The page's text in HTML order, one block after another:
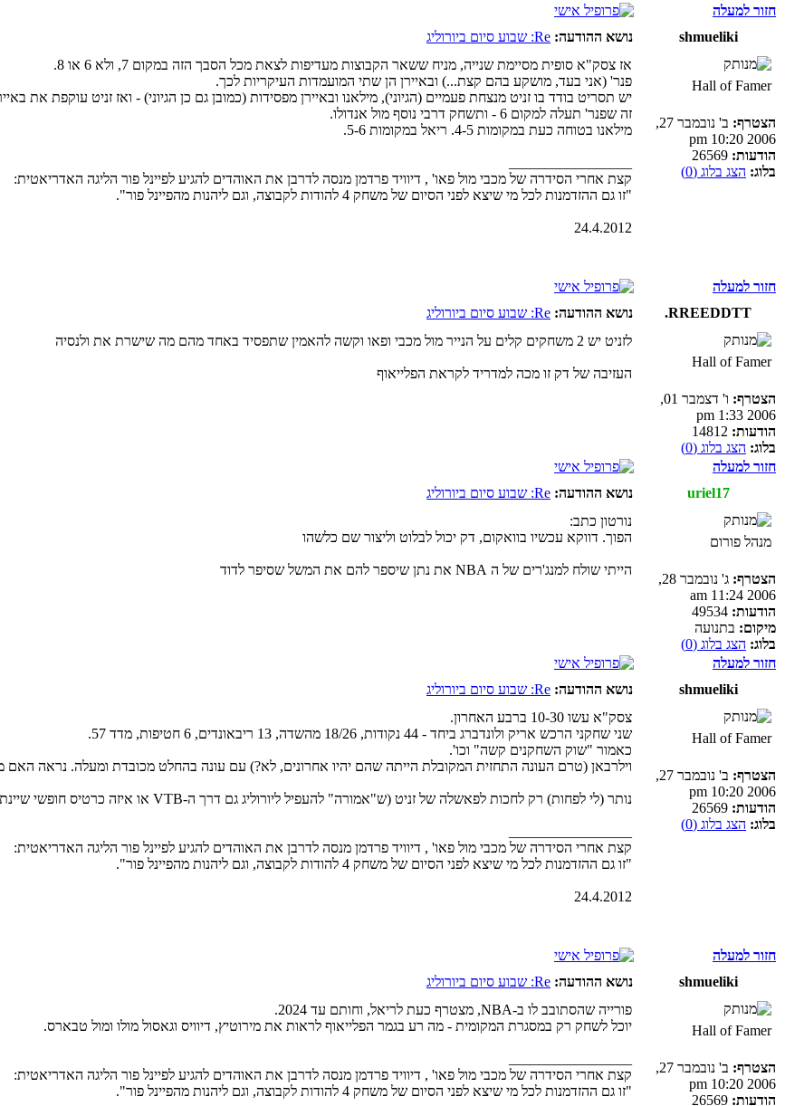
חזור למעלה
shmueliki
נושא ההודעה: Re: שבוע סיום ביורוליג
Hall of Famer
הצטרף:
ב' נובמבר 27,
2006 10:20 pm
הודעות:
בלוג: הצג בלוג (0)
אז צסק"א סופית מסיימת שנייה, מניח ששאר הקבוצות מעדיפות לצאת מכל הסבך הזה במקום 7, ולא 6 או 8.
פנר' (אני בעד, מושקע בהם קצת...) ובאיירן הן שתי המועמדות העיקריות לכך.
יש תסריט בודד בו זניט מנצחת פעמיים (הגיוני), מילאנו ובאיירן מפסידות (כמובן גם כן הגיוני) - ואז זניט עוקפת
זה שפנר' תעלה למקום 6 - ותשחק דרבי נוסף מול אנדולו.
מילאנו בטוחה כעת במקומות 4-5. ריאל במקומות 5-6.
קצת אחרי הסידרה של מכבי מול פאו' , דיוויד פרדמן מנסה לדרבן את האוהדים להגיע לפיינל פור הליגה האדריאטית:
"זו גם ההזדמנות לכל מי שיצא לפני הסיום של משחק 4 להודות לקבוצה, וגם ליהנות מהפיינל פור".
24.4.2012
חזור למעלה
RREEDDTT.
נושא ההודעה: Re: שבוע סיום ביורוליג
Hall of Famer
הצטרף:
ו' דצמבר 01,
2006 1:33 pm
הודעות:
בלוג: הצג בלוג (0)
לזניט יש 2 משחקים קלים על הנייר מול מכבי ופאו וקשה להאמין שתפסיד באחד מהם מה שישרת את ולנסיה
העזיבה של דק זו מכה למדריד לקראת הפלייאוף
חזור למעלה
uriel17
נושא ההודעה: Re: שבוע סיום ביורוליג
מנהל פורום
הצטרף:
ג' נובמבר 28,
2006 11:24 am
הודעות:
מיקום: בתנועה
בלוג: הצג בלוג (0)
נורטון כתב:
הפוך. דווקא עכשיו בוואקום, דק יכול לבלוט וליצור שם כלשהו
הייתי שולח למנג'רים של ה NBA את נתן שיספר להם את המשל שסיפר לדוד
חזור למעלה
shmueliki
נושא ההודעה: Re: שבוע סיום ביורוליג
Hall of Famer
הצטרף:
ב' נובמבר 27,
2006 10:20 pm
הודעות:
בלוג: הצג בלוג (0)
צסק"א עשו 10-30 ברבע האחרון.
שני שחקני הרכש אריק ולונדברג ביחד - 44 נקודות, 18/26 מהשדה, 13 ריבאונדים, 6 חטיפות, מדד 57.
כאמור "שוק השחקנים קשה" וכו'.
וילרבאן (טרם העונה התחזית המקובלת הייתה שהם יהיו אחרונים, לא?) עם עונה בהחלט מכובדת ומעלה. נראה האם
נותר (לי לפחות) רק לחכות לפאשלה של זניט (ש"אמורה" להעפיל ליורוליג גם דרך ה-VTB או איזה כרטיס חופשי שיינתן וכו') בכדי שנזכה לראות את ולנסיה הנהדרת עונה שנה.
קצת אחרי הסידרה של מכבי מול פאו' , דיוויד פרדמן מנסה לדרבן את האוהדים להגיע לפיינל פור הליגה האדריאטית:
"זו גם ההזדמנות לכל מי שיצא לפני הסיום של משחק 4 להודות לקבוצה, וגם ליהנות מהפיינל פור".
24.4.2012
חזור למעלה
shmueliki
נושא ההודעה: Re: שבוע סיום ביורוליג
Hall of Famer
הצטרף:
ב' נובמבר 27,
2006 10:20 pm
הודעות:
פורייה שהסתובב לו ב-NBA, מצטרף כעת לריאל, וחותם עד 2024.
יוכל לשחק רק במסגרת המקומית - מה רע בגמר הפלייאוף לראות את מירוטיץ, דיוויס וגאסול מולו ומול טבארס.
קצת אחרי הסידרה של מכבי מול פאו' , דיוויד פרדמן מנסה לדרבן את האוהדים להגיע לפיינל פור הליגה האדריאטית:
"זו גם ההזדמנות לכל מי שיצא לפני הסיום של משחק 4 להודות לקבוצה, וגם ליהנות מהפיינל פור".